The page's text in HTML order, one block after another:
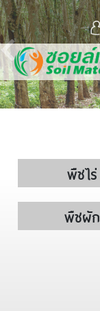
Previous
พืชไร่
พืชผัก